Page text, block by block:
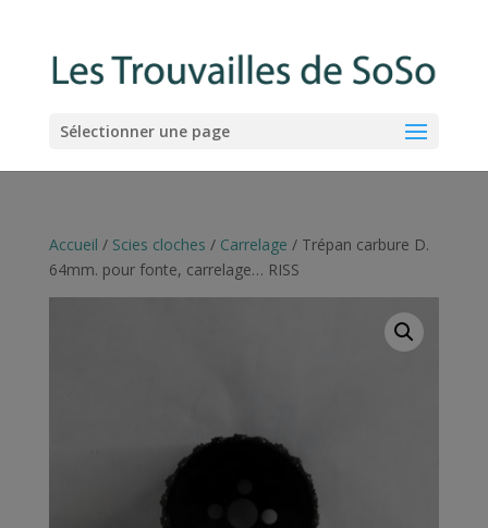
Sélectionner une page
Accueil / Scies cloches / Carrelage / Trépan carbure D.
64mm. pour fonte, carrelage… RISS